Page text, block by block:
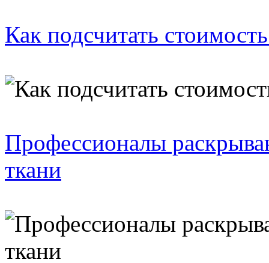
Как подсчитать
Профессионалы
ткани